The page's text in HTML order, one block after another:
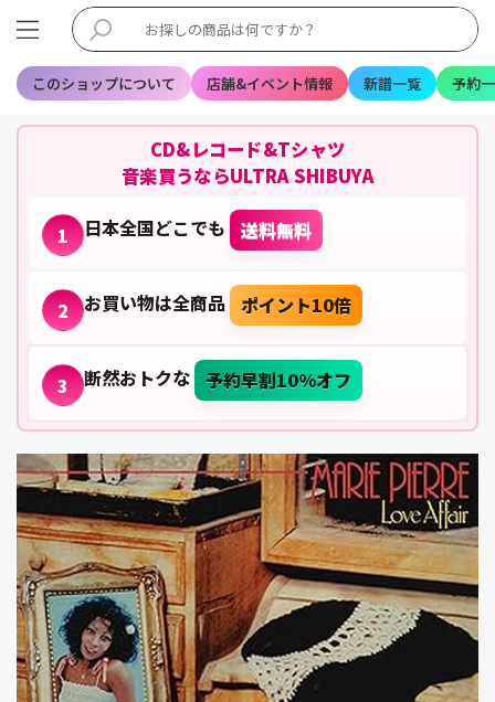
このショップについて 店舗&イベント情報 新譜一覧 予約
CD&レコード&Tシャツ
音楽買うならULTRA SHIBUYA
1 日本全国どこでも 送料無料
2 お買い物は全商品 ポイント10倍
3 断然おトクな 予約早割10%オフ